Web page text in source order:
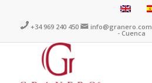
+34 969 240 450 info@granero.com
- Cuenca